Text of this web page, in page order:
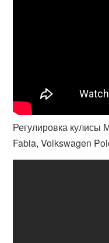
Регулировка кулисы
Fabia, Volkswagen